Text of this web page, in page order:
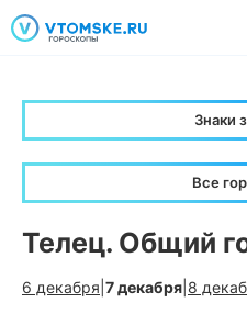
Знаки
Телец. Общий
6 декабря 7 декабря 8
Все